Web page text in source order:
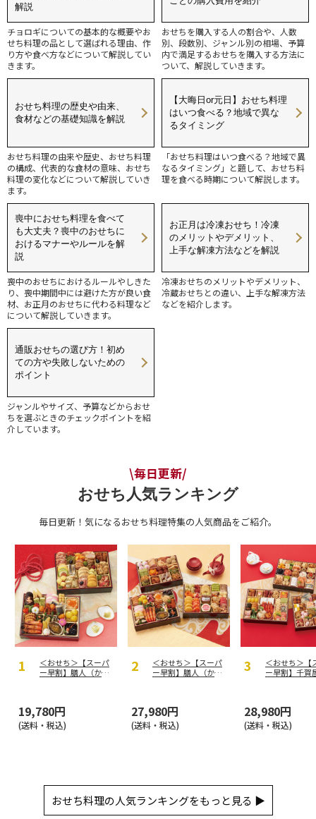
解説
チョロギについての基本的な概要やお
せち料理の品として選ばれる理由、作
り方や食べ方などについて解説してい
きます。
おせちを購入する人の割合や、人数
別、段数別、ジャンル別の相場、予算
内で満足するおせちを購入する方法に
ついて、解説していきます。
おせち料理の歴史や由来、
食材などの基礎知識を解説
おせち料理の由来や歴史、おせち料理
の構成、代表的な食材の意味、おせち
料理の変化などについて解説していき
ます。
【大晦日or元日】おせち料理
はいつ食べる？地域で異な
るタイミング
「おせち料理はいつ食べる？地域で異
なるタイミング」と題して、おせち料
理を食べる時期について解説します。
喪中におせち料理を食べて
も大丈夫？喪中のおせちに
おけるマナーやルールを解
説
喪中のおせちにおけるルールやしきた
り、喪中期間中には避けた方が良い食
材、お正月のおせちに代わる料理など
について解説していきます。
お正月は冷凍おせち！冷凍
のメリットやデメリット、
上手な解凍方法などを解説
冷凍おせちのメリットやデメリット、
冷蔵おせちとの違い、上手な解凍方法
などを紹介します。
通販おせちの選び方！初め
ての方や失敗しないための
ポイント
ジャンルやサイズ、予算などからおせ
ちを選ぶときのチェックポイントを紹
介しています。
\毎日更新/
おせち人気ランキング
毎日更新！気になるおせち料理特集の人気商品をご紹介。
＜おせち＞【スーパ
ー早割】膳人（かし
19,780円
(送料・税込)
＜おせち＞【スーパ
ー早割】膳人（かし
27,980円
(送料・税込)
＜おせち＞【
ー早割】千賀
28,980円
(送料・税込)
おせち料理の人気ランキングをもっと見る ▶